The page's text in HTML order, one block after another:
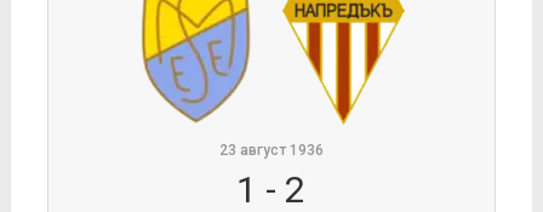
23 август 1936
1 - 2